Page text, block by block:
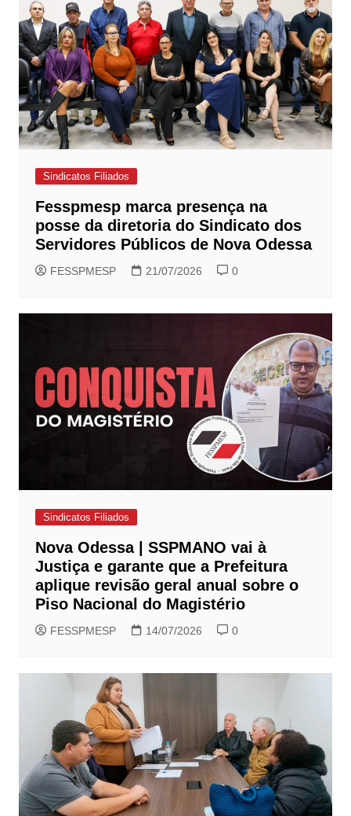
Sindicatos Filiados
Fesspmesp marca presença na
posse da diretoria do Sindicato dos
Servidores Públicos de Nova Odessa
FESSPMESP 21/07/2026 0
Sindicatos Filiados
Nova Odessa | SSPMANO vai à
Justiça e garante que a Prefeitura
aplique revisão geral anual sobre o
Piso Nacional do Magistério
FESSPMESP 14/07/2026 0